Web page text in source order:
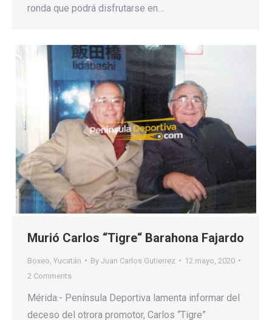
ronda que podrá disfrutarse en…
Murió Carlos “Tigre“ Barahona Fajardo
Boxeo Yucatán By Juan Carlos Gutierrez
12 mayo, 2020
2 Comments
Mérida.- Península Deportiva lamenta informar del
deceso del otrora promotor, Carlos “Tigre”